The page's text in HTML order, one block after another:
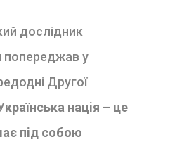
дослідник
попереджав у
Другої
країнська нацiя – це
пiд собою